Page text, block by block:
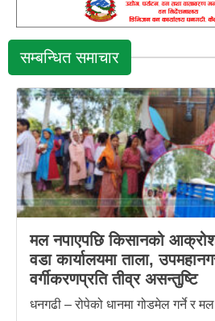
सम्बन्धित समाचार
मल नपाएपछि किसानको
वडा कार्यालयमा ताला,
वर्गीकरणप्रति तीव्र असन्तुष्टि
धनगढी – रोपेको धानमा गोडमेल गर्ने र